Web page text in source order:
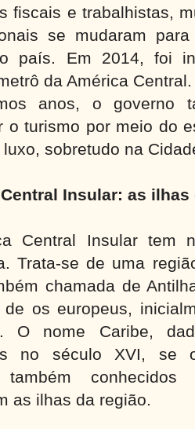
fiscais e trabalhistas,
se mudaram
país. Em 2014, foi
da América Central.
anos, o governo
o turismo por meio do
sobretudo na
Insular: as ilhas
Central Insular tem
Trata-se de uma
chamada de
os europeus,
O nome Caribe,
no século XVI, se
também
as ilhas da região.